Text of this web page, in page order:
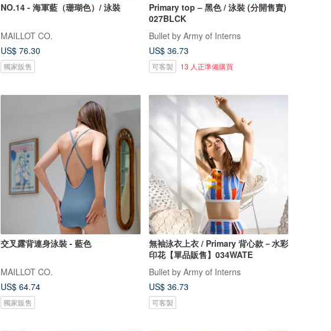
NO.14 - 海軍藍（珊瑚色）/ 泳裝
MAILLOT CO.
US$ 76.30
獨家販售
Primary top – 黑色 / 泳裝 (分開售賣)
027BLCK
Bullet by Army of Interns
US$ 36.73
可客製 13 人正準備購買
交叉露背連身泳裝 - 藍色
MAILLOT CO.
US$ 64.74
獨家販售
無袖泳衣上衣 / Primary 背心款－水彩
印花【單品販售】034WATE
Bullet by Army of Interns
US$ 36.73
可客製